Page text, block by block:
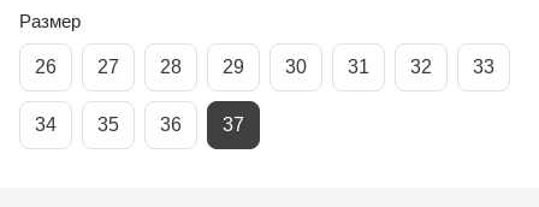
Размер
26 27 28 29 30 31 32 33
34 35 36 37